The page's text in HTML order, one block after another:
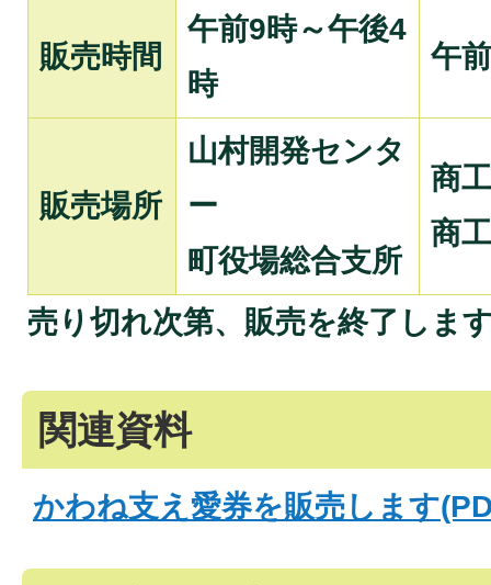
販売時間
午前9時～午後4
時
午
販売場所
山村開発センタ
ー
町役場総合支所
商
商
売り切れ次第、販売を終了しま
関連資料
かわね支え愛券を販売します